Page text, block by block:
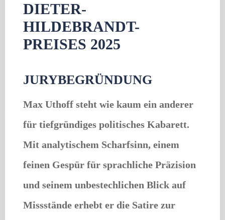
DIETER-
HILDEBRANDT-
PREISES 2025
JURYBEGRÜNDUNG
Max Uthoff steht wie kaum ein anderer
für tiefgründiges politisches Kabarett.
Mit analytischem Scharfsinn, einem
feinen Gespür für sprachliche Präzision
und seinem unbestechlichen Blick auf
Missstände erhebt er die Satire zur